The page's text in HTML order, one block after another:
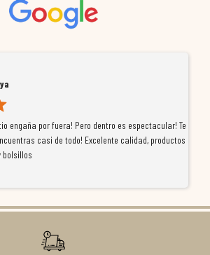
engaña por fuera! Pero dentro es espectacular! Te
casi de todo! Excelente calidad, productos
bolsillos